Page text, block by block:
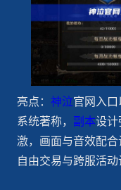
亮点： 神泣官网入
系统著称， 副本设计
激，画面与音效配合
自由交易与跨服活动